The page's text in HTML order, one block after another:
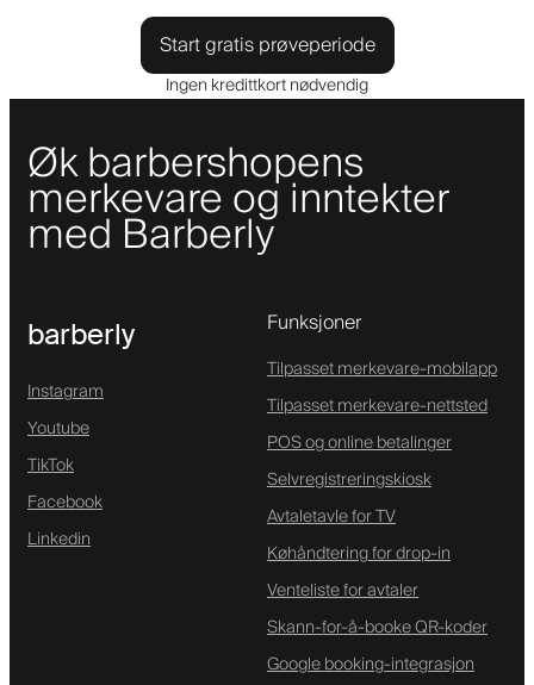
Start gratis prøveperiode
Ingen kredittkort nødvendig
Øk barbershopens
merkevare og inntekter
med Barberly
barberly
Instagram
Youtube
TikTok
Facebook
Linkedin
Funksjoner
Tilpasset merkevare-mobilapp
Tilpasset merkevare-nettsted
POS og online betalinger
Selvregistreringskiosk
Avtaletavle for TV
Køhåndtering for drop-in
Venteliste for avtaler
Skann-for-å-booke QR-koder
Google booking-integrasjon